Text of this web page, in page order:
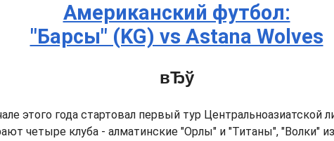
Американский футбол:
"Барсы" (KG) vs Astana Wolves
этого года стартовал первый тур Центральноазиатской
четыре клуба - алматинские "Орлы" и "Титаны", "Волки"